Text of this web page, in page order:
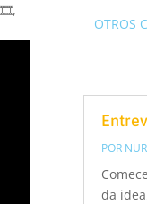
,
OTROS
POR
da